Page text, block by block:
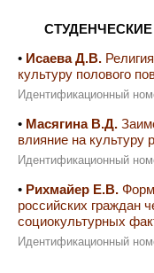
• Исаева Д.В.
культуру полового
Идентификационный
• Масягина В.Д.
влияние на культуру
Идентификационный
• Рихмайер Е.В.
российских граждан
социокультурных
Идентификационный